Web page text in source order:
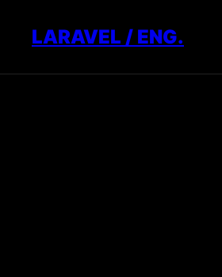
LARAVEL / ENG.
ИНЖЕНЕРИЯ